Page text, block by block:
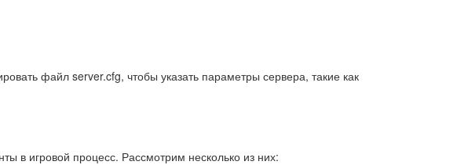
файл server.cfg, чтобы указать параметры сервера, такие как
в игровой процесс. Рассмотрим несколько из них: